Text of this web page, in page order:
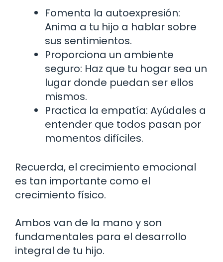
Fomenta la autoexpresión:
Anima a tu hijo a hablar sobre
sus sentimientos.
Proporciona un ambiente
seguro: Haz que tu hogar sea un
lugar donde puedan ser ellos
mismos.
Practica la empatía: Ayúdales a
entender que todos pasan por
momentos difíciles.
Recuerda, el crecimiento emocional
es tan importante como el
crecimiento físico.
Ambos van de la mano y son
fundamentales para el desarrollo
integral de tu hijo.